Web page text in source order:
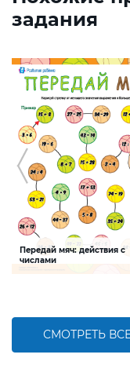
задания
Передай мяч: действия с
числами
СМОТРЕТЬ